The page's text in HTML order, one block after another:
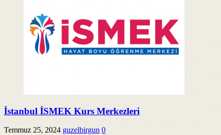
İstanbul İSMEK Kurs Merkezleri
Temmuz 25, 2024 guzelbirgun 0